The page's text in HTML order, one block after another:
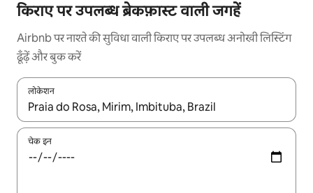
किराए पर उपलब्ध ब्रेकफ़ास्ट वाली जगहें
Airbnb पर नाश्ते की सुविधा वाली किराए पर उपलब्ध अनोखी लिस्टिंग
ढूँढ़ें और बुक करें
लोकेशन
नतीजों के उपलब्ध होने पर, अप और डाउन 'ऐरो की' का इस्तेमाल करके नेविगेट
चेक इन